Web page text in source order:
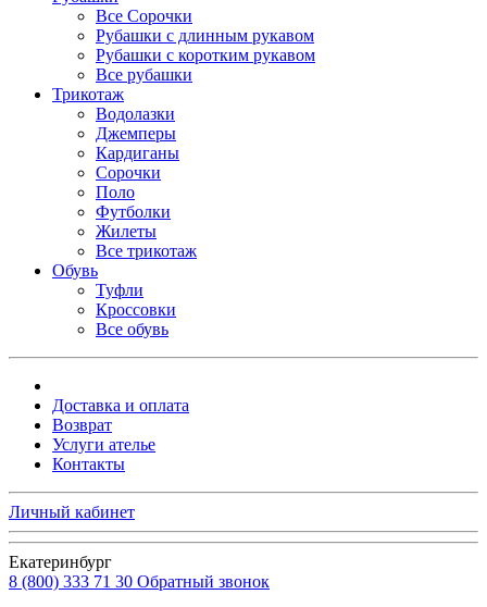
Все Сорочки
Рубашки с длинным рукавом
Рубашки с коротким рукавом
Все рубашки
Трикотаж
Водолазки
Джемперы
Кардиганы
Сорочки
Поло
Футболки
Жилеты
Все трикотаж
Обувь
Туфли
Кроссовки
Все обувь
Доставка и оплата
Возврат
Услуги ателье
Контакты
Личный кабинет
Екатеринбург
8 (800) 333 71 30 Обратный звонок